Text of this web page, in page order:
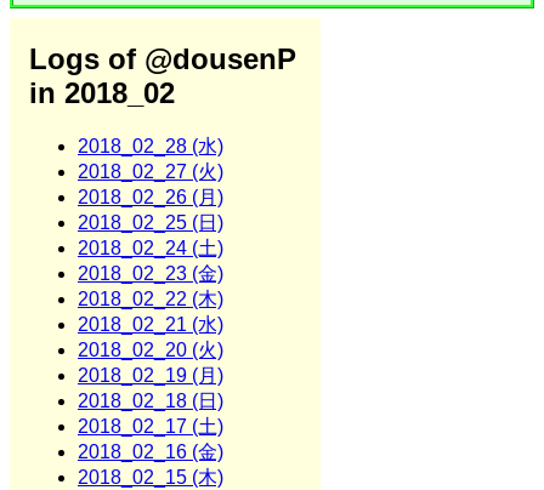
Logs of @dousenP
in 2018_02
2018_02_28 (水)
2018_02_27 (火)
2018_02_26 (月)
2018_02_25 (日)
2018_02_24 (土)
2018_02_23 (金)
2018_02_22 (木)
2018_02_21 (水)
2018_02_20 (火)
2018_02_19 (月)
2018_02_18 (日)
2018_02_17 (土)
2018_02_16 (金)
2018_02_15 (木)